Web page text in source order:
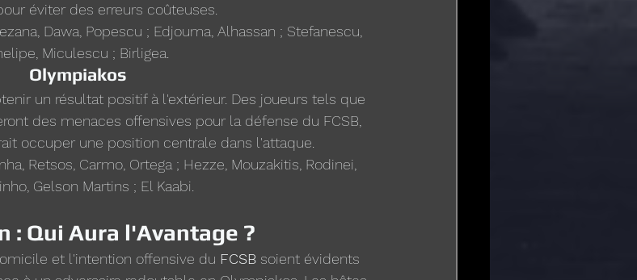
éviter des erreurs coûteuses.
Dawa, Popescu ; Edjouma, Alhassan ; Stefanescu,
Miculescu ; Birligea.
Olympiakos
un résultat positif à l'extérieur. Des joueurs tels que
des menaces offensives pour la défense du FCSB,
occuper une position centrale dans l'attaque.
Retsos, Carmo, Ortega ; Hezze, Mouzakitis, Rodinei,
Gelson Martins ; El Kaabi.
: Qui Aura l'Avantage ?
et l'intention offensive du FCSB soient évidents